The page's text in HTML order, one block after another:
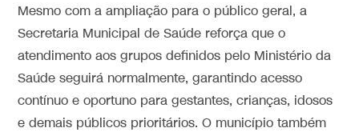
Mesmo com a ampliação para o público geral, a
Secretaria Municipal de Saúde reforça que o
atendimento aos grupos definidos pelo Ministério da
Saúde seguirá normalmente, garantindo acesso
contínuo e oportuno para gestantes, crianças, idosos
e demais públicos prioritários. O município também